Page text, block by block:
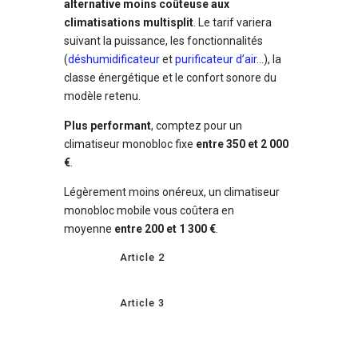
alternative moins coûteuse aux
climatisations multisplit . Le tarif variera
suivant la puissance, les fonctionnalités
(déshumidificateuretpurificateur d’air…), la
classe énergétique et le confort sonore du
modèle retenu.
Plus performant, comptez pour un
climatiseur monobloc fixe entre 350 et 2 000
€
Légèrement moins onéreux, un climatiseur
monobloc mobile vous coûtera en
moyenne entre 200 et 1 300 €
Article 2
Article 3